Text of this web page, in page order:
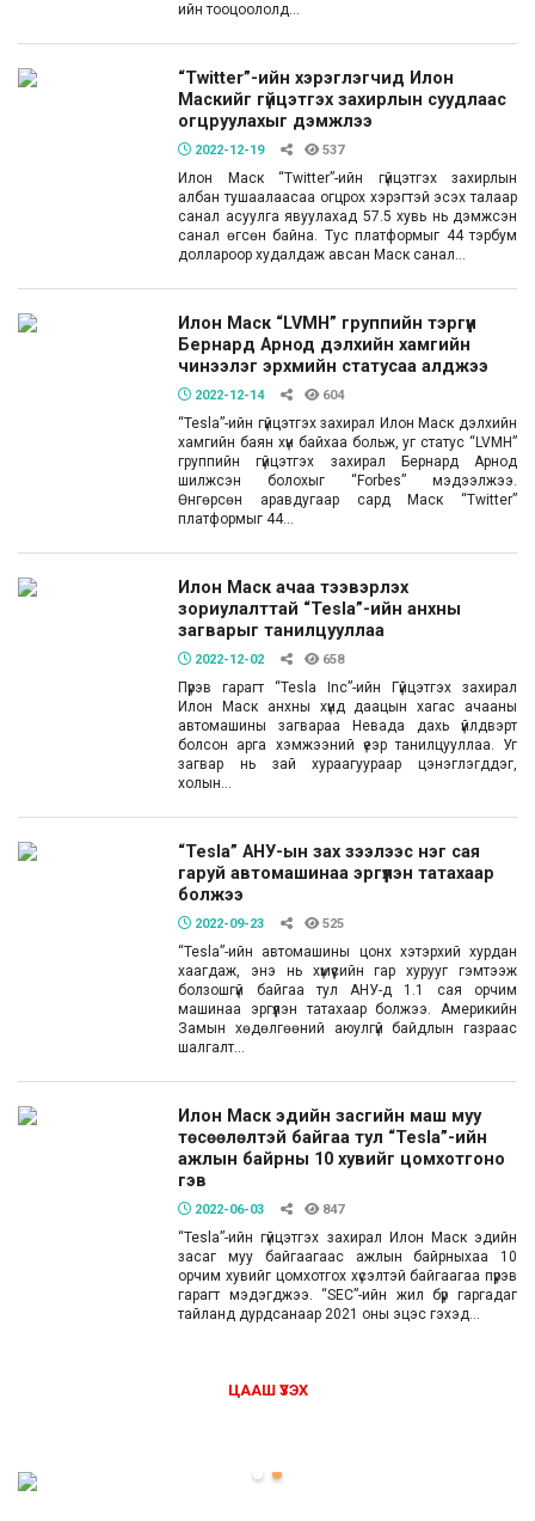
ийн тооцоололд...
“Twitter”-ийн хэрэглэгчид Илон
Маскийг гүйцэтгэх захирлын суудлаас
огцруулахыг дэмжлээ
2022-12-19 537
Илон Маск “Twitter”-ийн гүйцэтгэх захирлын
албан тушаалаасаа огцрох хэрэгтэй эсэх талаар
санал асуулга явуулахад 57.5 хувь нь дэмжсэн
санал өгсөн байна. Тус платформыг 44 тэрбум
доллароор худалдаж авсан Маск санал...
Илон Маск “LVMH” группийн тэргүүн
Бернард Арнод дэлхийн хамгийн
чинээлэг эрхмийн статусаа алджээ
2022-12-14 604
“Tesla”-ийн гүйцэтгэх захирал Илон Маск дэлхийн
хамгийн баян хүн байхаа больж, уг статус “LVMH”
группийн гүйцэтгэх захирал Бернард Арнод
шилжсэн болохыг “Forbes” мэдээлжээ.
Өнгөрсөн аравдугаар сард Маск “Twitter”
платформыг 44...
Илон Маск ачаа тээвэрлэх
зориулалттай “Tesla”-ийн анхны
загварыг танилцууллаа
2022-12-02 658
Пүрэв гарагт “Tesla Inc”-ийн Гүйцэтгэх захирал
Илон Маск анхны хүнд даацын хагас ачааны
автомашины загвараа Невада дахь үйлдвэрт
болсон арга хэмжээний үеэр танилцууллаа. Уг
загвар нь зай хураагуураар цэнэглэгддэг,
холын...
“Tesla” АНУ-ын зах зээлээс нэг сая
гаруй автомашинаа эргүүлэн татахаар
болжээ
2022-09-23 525
“Tesla”-ийн автомашины цонх хэтэрхий хурдан
хаагдаж, энэ нь хүмүүсийн гар хурууг гэмтээж
болзошгүй байгаа тул АНУ-д 1.1 сая орчим
машинаа эргүүлэн татахаар болжээ. Америкийн
Замын хөдөлгөөний аюулгүй байдлын газраас
шалгалт...
Илон Маск эдийн засгийн маш муу
төсөөлөлтэй байгаа тул “Tesla”-ийн
ажлын байрны 10 хувийг цомхотгоно
гэв
2022-06-03 847
“Tesla”-ийн гүйцэтгэх захирал Илон Маск эдийн
засаг муу байгаагаас ажлын байрныхаа 10
орчим хувийг цомхотгох хүсэлтэй байгаагаа пүрэв
гарагт мэдэгджээ. “SEC”-ийн жил бүр гаргадаг
тайланд дурдсанаар 2021 оны эцэс гэхэд...
ЦААШ ҮЗЭХ